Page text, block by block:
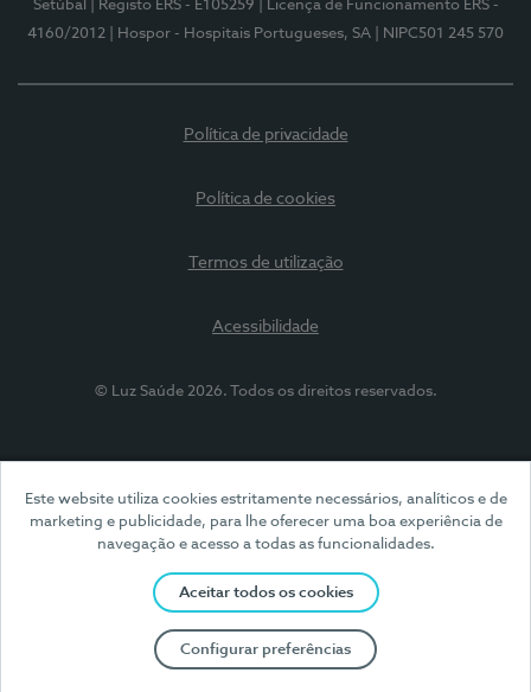
Este website utiliza cookies estritamente necessários, analíticos e de
marketing e publicidade, para lhe oferecer uma boa experiência de
navegação e acesso a todas as funcionalidades.
Aceitar todos os cookies
Configurar preferências
Setúbal
| Registo ERS - E105259
| Licença de Funcionamento ERS -
4160/2012
| Hospor - Hospitais Portugueses, SA | NIPC501 245 570
Política de privacidade
Política de cookies
Termos de utilização
Acessibilidade
© Luz Saúde 2026. Todos os direitos reservados.